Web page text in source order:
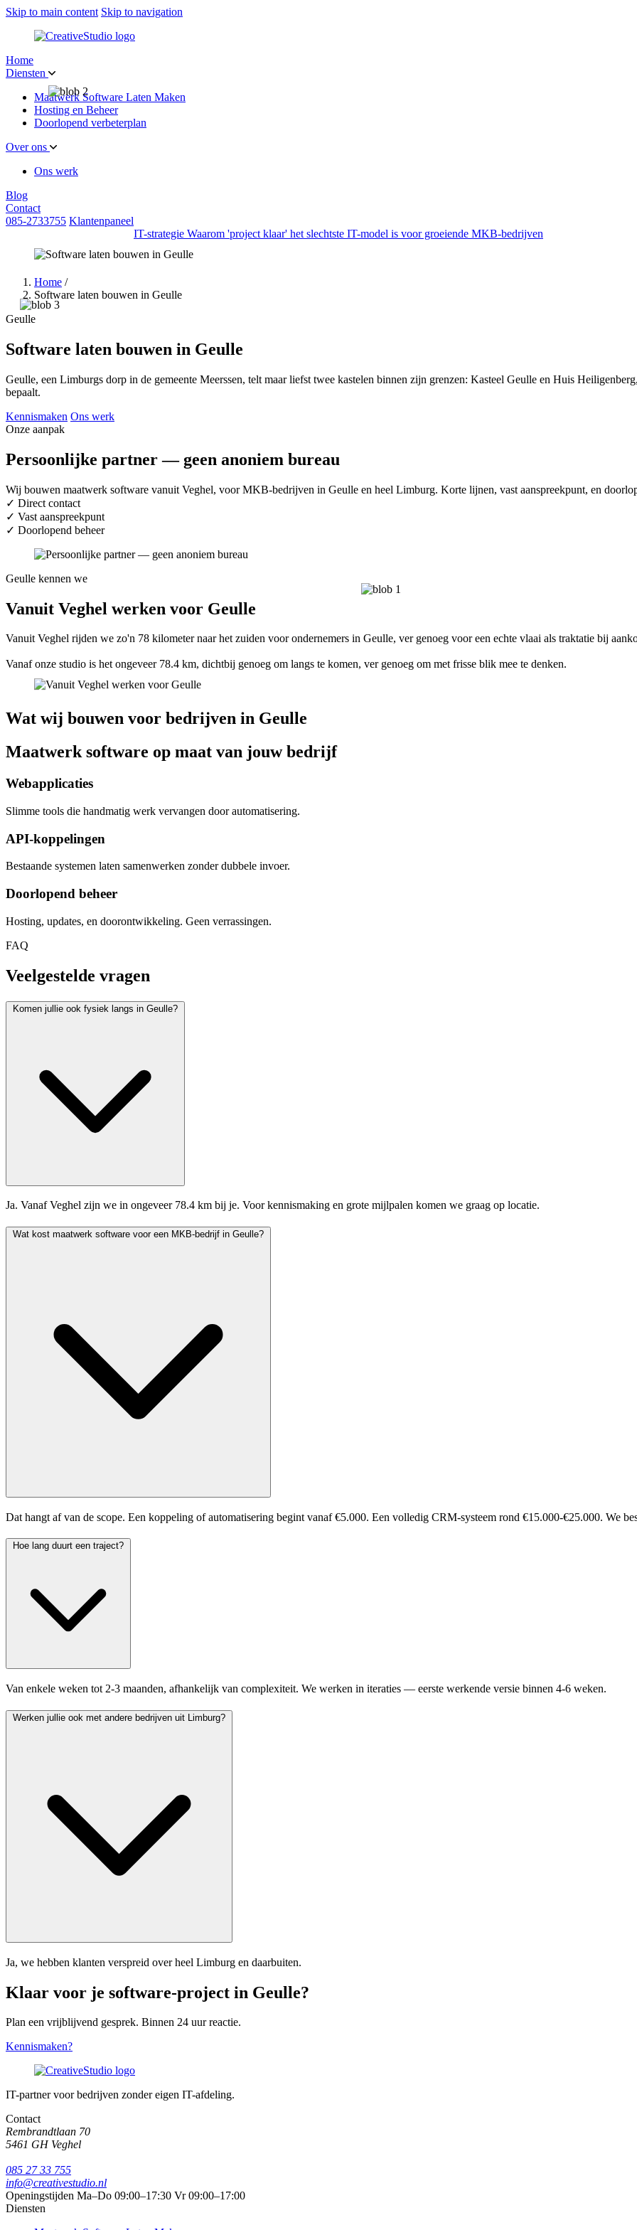
Skip to main content Skip to navigation
Home
Diensten
Maatwerk Software Laten Maken
Hosting en Beheer
Doorlopend verbeterplan
Over ons
Ons werk
Blog
Contact
085-2733755 Klantenpaneel
IT-strategie Waarom 'project klaar' het slechtste IT-model is voor groeiende MKB-bedrijven
Home /
Software laten bouwen in Geulle
Geulle
Software laten bouwen in Geulle
Geulle, een Limburgs dorp in de gemeente Meerssen, telt maar liefst twee kastelen binnen zijn grenzen: Kasteel Geulle en Huis
bepaalt.
Kennismaken Ons werk
Onze aanpak
Persoonlijke partner — geen anoniem bureau
Wij bouwen maatwerk software vanuit Veghel, voor MKB-bedrijven in Geulle en heel Limburg. Korte lijnen, vast aanspreekpunt, en
✓ Direct contact
✓ Vast aanspreekpunt
✓ Doorlopend beheer
Geulle kennen we
Vanuit Veghel werken voor Geulle
Vanuit Veghel rijden we zo'n 78 kilometer naar het zuiden voor ondernemers in Geulle, ver genoeg voor een echte vlaai als traktatie bij
Vanaf onze studio is het ongeveer 78.4 km, dichtbij genoeg om langs te komen, ver genoeg om met frisse blik mee te denken.
Wat wij bouwen voor bedrijven in Geulle
Maatwerk software op maat van jouw bedrijf
Webapplicaties
Slimme tools die handmatig werk vervangen door automatisering.
API-koppelingen
Bestaande systemen laten samenwerken zonder dubbele invoer.
Doorlopend beheer
Hosting, updates, en doorontwikkeling. Geen verrassingen.
FAQ
Veelgestelde vragen
Komen jullie ook fysiek langs in Geulle?
Ja. Vanaf Veghel zijn we in ongeveer 78.4 km bij je. Voor kennismaking en grote mijlpalen komen we graag op locatie.
Wat kost maatwerk software voor een MKB-bedrijf in Geulle?
Dat hangt af van de scope. Een koppeling of automatisering begint vanaf €5.000. Een volledig CRM-systeem rond €15.000-€25.000. We
Hoe lang duurt een traject?
Van enkele weken tot 2-3 maanden, afhankelijk van complexiteit. We werken in iteraties — eerste werkende versie binnen 4-6 weken.
Werken jullie ook met andere bedrijven uit Limburg?
Ja, we hebben klanten verspreid over heel Limburg en daarbuiten.
Klaar voor je software-project in Geulle?
Plan een vrijblijvend gesprek. Binnen 24 uur reactie.
Kennismaken?
IT-partner voor bedrijven zonder eigen IT-afdeling.
Contact
Rembrandtlaan 70
5461 GH Veghel
085 27 33 755
info@creativestudio.nl
Openingstijden Ma–Do 09:00–17:30 Vr 09:00–17:00
Diensten